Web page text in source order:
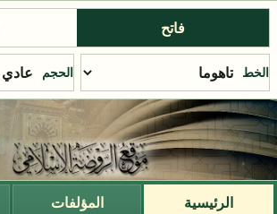
فاتح
الخط الحجم
الرئيسية المؤلفات